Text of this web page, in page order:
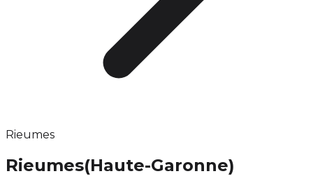
Rieumes
Rieumes(Haute-Garonne)